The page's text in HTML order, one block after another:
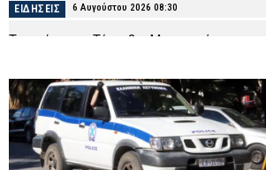
ΕΙΔΗΣΕΙΣ 6 Αυγούστου 2026 08:30
Τροχαίο στον Τύρναβο: Μετωπική
ΕΙΔΗΣΕΙΣ 6 Αυγούστου 2026 08:16
Η συνήθεια που η Ευρώπη κόβει, αλλά η
Ελλάδα επιμένει – Τι δείχνουν τα στοιχεία
για τη χρήση καπνικών προϊόντων στην ΕΕ